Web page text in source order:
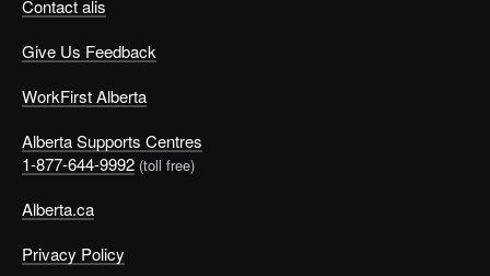
Contact alis
Give Us Feedback
WorkFirst Alberta
Alberta Supports Centres
1-877-644-9992 (toll free)
Alberta.ca
Privacy Policy